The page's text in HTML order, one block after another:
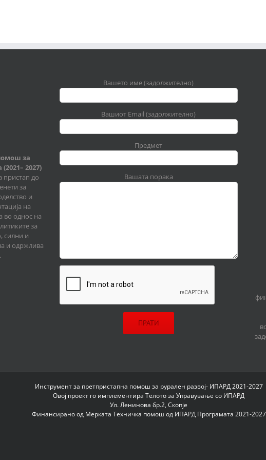
за
2027)
пристап до
за
и
на
во однос на
за
силни и
и одржлива
Вашето име (задолжително)
Вашиот Email (задолжително)
Предмет
Вашата порака
Инструмент за претпристапна помош за рурален развој- ИПАРД 2021-2027
Овој проект го имплементира Телото за Управување со ИПАРД
Ул. Ленинова бр.2, Скопје
Финансирано од Мерката Техничка помош од ИПАРД Програмата 2021-2027